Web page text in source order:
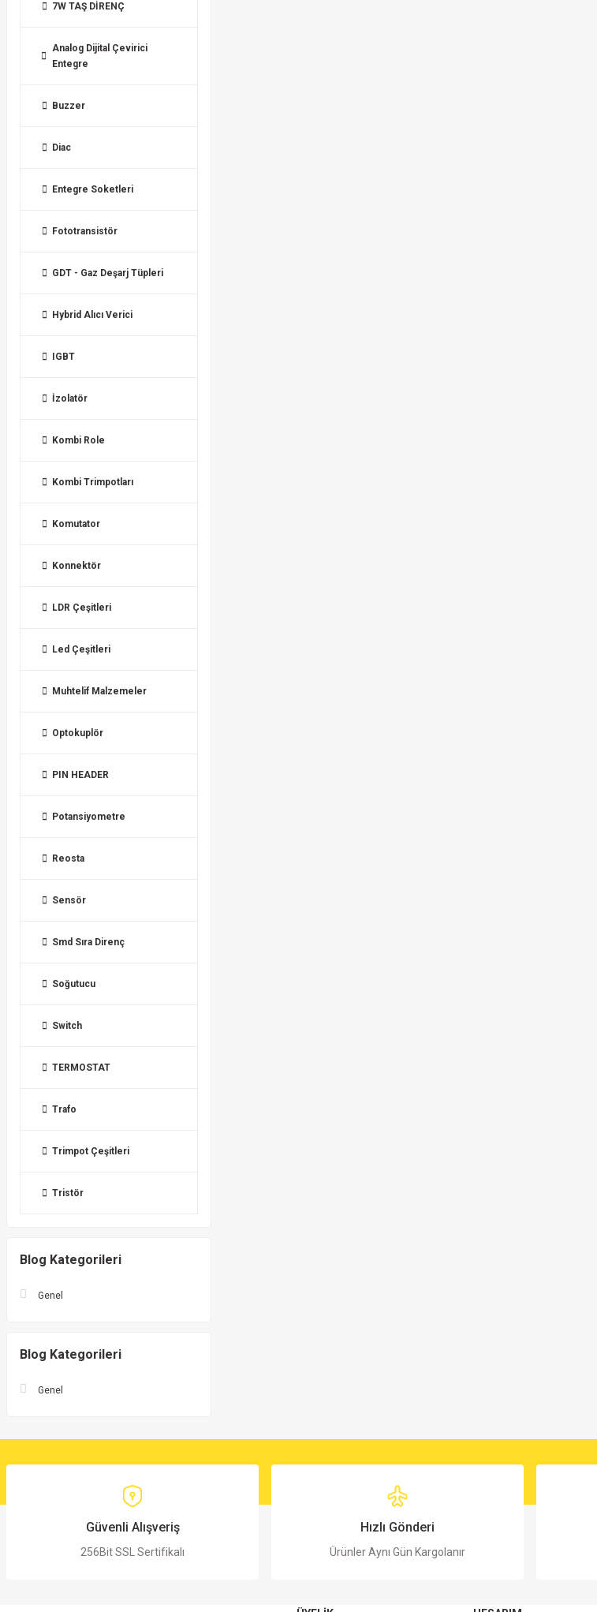
7W TAŞ DİRENÇ
Analog Dijital Çevirici
Entegre
Buzzer
Diac
Entegre Soketleri
Fototransistör
GDT - Gaz Deşarj Tüpleri
Hybrid Alıcı Verici
IGBT
İzolatör
Kombi Role
Kombi Trimpotları
Komutator
Konnektör
LDR Çeşitleri
Led Çeşitleri
Muhtelif Malzemeler
Optokuplör
PIN HEADER
Potansiyometre
Reosta
Sensör
Smd Sıra Direnç
Soğutucu
Switch
TERMOSTAT
Trafo
Trimpot Çeşitleri
Tristör
Blog Kategorileri
Genel
Blog Kategorileri
Genel
Güvenli Alışveriş
256Bit SSL Sertifikalı
Hızlı Gönderi
Ürünler Aynı Gün Kargolanır